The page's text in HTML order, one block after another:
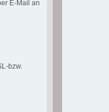
E-Mail an
bzw.